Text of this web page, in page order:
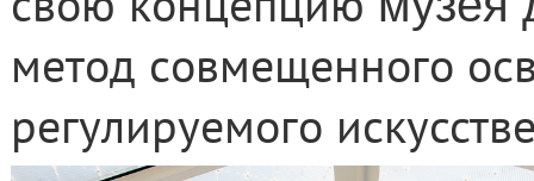
метод совмещенного
регулируемого